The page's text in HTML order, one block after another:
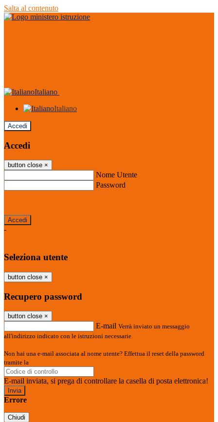
Salta al contenuto
Italiano
Italiano
Accedi
Accedi
button close ×
Nome Utente
Password
-
Seleziona utente
button close ×
Recupero password
button close ×
E-mail Verrà inviato un messaggio
all'indirizzo indicato con le istruzioni necessarie.
Non hai una e-mail associata al nome utente? Effettua il reset della password
tramite la
E-mail inviata, si prega di controllare la casella di posta elettronica!
Errore
Chiudi